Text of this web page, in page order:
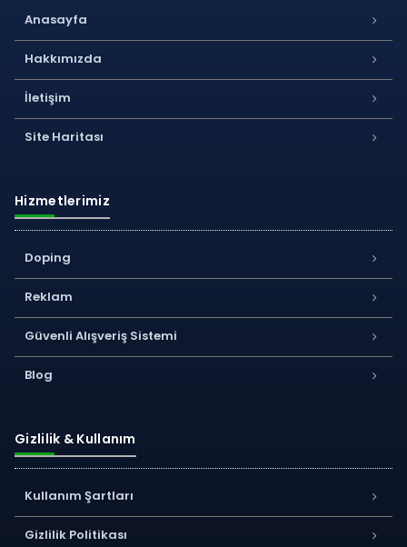
Anasayfa
Hakkımızda
İletişim
Site Haritası
Hizmetlerimiz
Doping
Reklam
Güvenli Alışveriş Sistemi
Blog
Gizlilik & Kullanım
Kullanım Şartları
Gizlilik Politikası